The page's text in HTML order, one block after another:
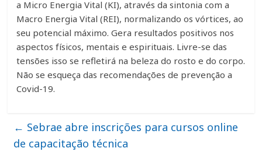
a Micro Energia Vital (KI), através da sintonia com a
Macro Energia Vital (REI), normalizando os vórtices, ao
seu potencial máximo. Gera resultados positivos nos
aspectos físicos, mentais e espirituais. Livre-se das
tensões isso se refletirá na beleza do rosto e do corpo.
Não se esqueça das recomendações de prevenção a
Covid-19.
← Sebrae abre inscrições para cursos online
de capacitação técnica